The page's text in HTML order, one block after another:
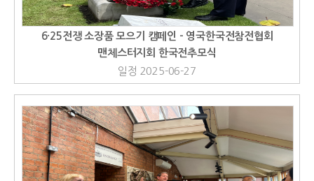
6·25전쟁 소장품 모으기 캠페인 - 영국한국전참전협회
맨체스터지회 한국전추모식
일정 2025-06-27